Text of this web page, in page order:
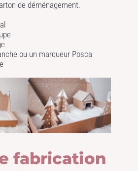
de déménagement.
ou un marqueur Posca
fabrication